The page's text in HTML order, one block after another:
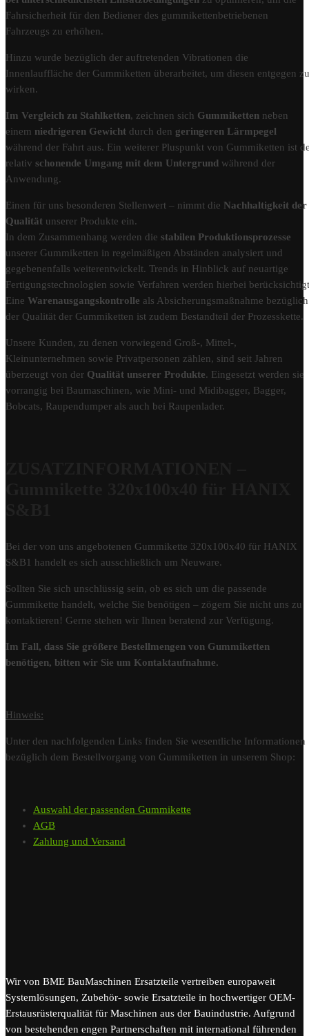
Fahrsicherheit für den Bediener des gummikettenbetriebenen
Fahrzeugs zu erhöhen.
Hinzu wurde bezüglich der auftretenden Vibrationen die
Innenlauffläche der Gummiketten überarbeitet, um diesen entgegen zu
wirken.
Im Vergleich zu Stahlketten, zeichnen sich Gummiketten neben
einem niedrigeren Gewicht durch den geringeren Lärmpegel
während der Fahrt aus. Ein weiterer Pluspunkt von Gummiketten ist
relativ schonende Umgang mit dem Untergrund während der
Anwendung.
Einen für uns besonderen Stellenwert – nimmt die Nachhaltigkeit der
Qualität unserer Produkte ein.
In dem Zusammenhang werden die stabilen Produktionsprozesse
unserer Gummiketten in regelmäßigen Abständen analysiert und
gegebenenfalls weiterentwickelt. Trends in Hinblick auf neuartige
Fertigungstechnologien sowie Verfahren werden hierbei
Eine Warenausgangskontrolle als Absicherungsmaßnahme bezüglich
der Qualität der Gummiketten ist zudem Bestandteil der Prozesskette.
Unsere Kunden, zu denen vorwiegend Groß-, Mittel-,
Kleinunternehmen sowie Privatpersonen zählen, sind seit Jahren
überzeugt von der Qualität unserer Produkte. Eingesetzt werden sie
vorrangig bei Baumaschinen, wie Mini- und Midibagger, Bagger,
Bobcats, Raupendumper als auch bei Raupenlader.
Bei der von uns angebotenen Gummikette 320x100x40 für HANIX
S&B1 handelt es sich ausschließlich um Neuware.
Sollten Sie sich unschlüssig sein, ob es sich um die passende
Gummikette handelt, welche Sie benötigen – zögern Sie nicht uns zu
kontaktieren! Gerne stehen wir Ihnen beratend zur Verfügung.
Im Fall, dass Sie größere Bestellmengen von Gummiketten
benötigen, bitten wir Sie um Kontaktaufnahme.
Hinweis:
Unter den nachfolgenden Links finden Sie wesentliche Informationen
bezüglich dem Bestellvorgang von Gummiketten in unserem Shop:
Auswahl der passenden Gummikette
AGB
Zahlung und Versand
Wir von BME BauMaschinen Ersatzteile vertreiben europaweit
Systemlösungen, Zubehör- sowie Ersatzteile in hochwertiger OEM-
Erstausrüsterqualität für Maschinen aus der Bauindustrie. Aufgrund
von bestehenden engen Partnerschaften mit international führenden